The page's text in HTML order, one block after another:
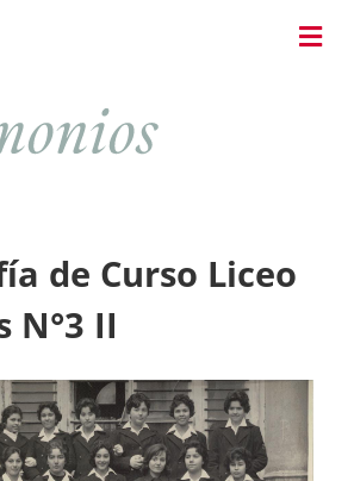
de Curso Liceo
N°3 II